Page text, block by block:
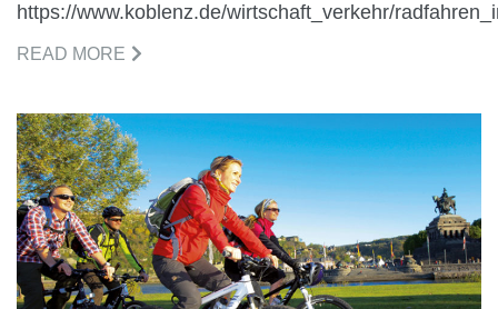
https://www.koblenz.de/wirtschaft_verkehr/
READ MORE